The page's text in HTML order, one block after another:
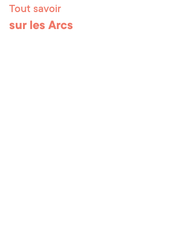
Tout savoir
sur les Arcs